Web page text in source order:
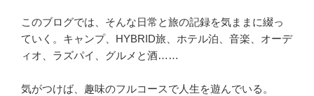
このブログでは、そんな日常と旅の記録を気ままに綴っ
ていく。キャンプ、HYBRID旅、ホテル泊、音楽、オーデ
ィオ、ラズパイ、グルメと酒……
気がつけば、趣味のフルコースで人生を遊んでいる。